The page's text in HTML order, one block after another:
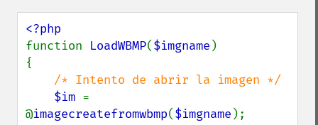
function LoadWBMP($imgname )
{
/* Intento de abrir la imagen */
$im =
@imagecreatefromwbmp($imgname );